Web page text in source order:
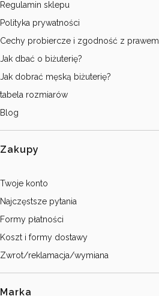
Regulamin sklepu
Polityka prywatności
Cechy probiercze i zgodność z prawem
Jak dbać o biżuterię?
Jak dobrać męską biżuterię?
tabela rozmiarów
Blog
Zakupy
Twoje konto
Najczęstsze pytania
Formy płatności
Koszt i formy dostawy
Zwrot/reklamacja/wymiana
Marka